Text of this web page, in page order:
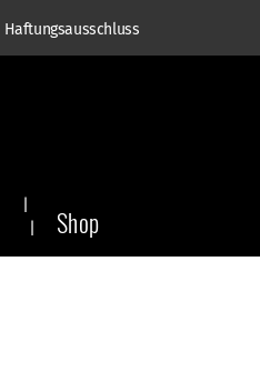
Haftungsausschluss
Shop